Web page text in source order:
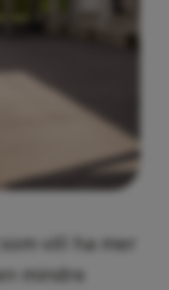
vill ha mer
mindre